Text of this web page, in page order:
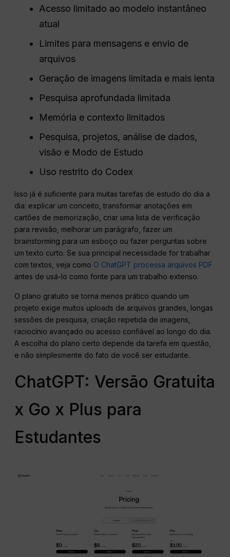
Acesso limitado ao modelo instantâneo
atual
Limites para mensagens e envio de
arquivos
Geração de imagens limitada e mais lenta
Pesquisa aprofundada limitada
Memória e contexto limitados
Pesquisa, projetos, análise de dados,
visão e Modo de Estudo
Uso restrito do Codex
Isso já é suficiente para muitas tarefas de estudo do dia a
dia: explicar um conceito, transformar anotações em
cartões de memorização, criar uma lista de verificação
para revisão, melhorar um parágrafo, fazer um
brainstorming para um esboço ou fazer perguntas sobre
um texto curto. Se sua principal necessidade for trabalhar
com textos, veja como O ChatGPT processa arquivos PDF
antes de usá-lo como fonte para um trabalho extenso.
O plano gratuito se torna menos prático quando um
projeto exige muitos uploads de arquivos grandes, longas
sessões de pesquisa, criação repetida de imagens,
raciocínio avançado ou acesso confiável ao longo do dia.
A escolha do plano certo depende da tarefa em questão,
e não simplesmente do fato de você ser estudante.
ChatGPT: Versão Gratuita
x Go x Plus para
Estudantes